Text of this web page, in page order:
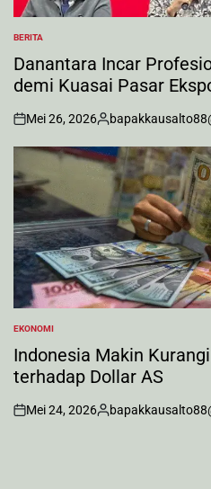
POSTED
IN
BERITA
Danantara Incar
demi Kuasai Pasar
on
Mei 26, 2026
Posted
by
POSTED
IN
EKONOMI
Indonesia Makin
terhadap Dollar AS
on
Mei 24, 2026
Posted